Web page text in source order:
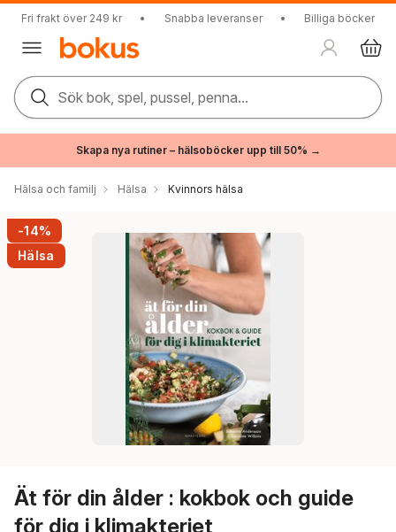
Fri frakt över 249 kr • Snabba leveranser • Billiga böcker
Sök bok, spel, pussel, penna...
Skapa nya rutiner – hälsoböcker upp till 50% →
Hälsa och familj Hälsa Kvinnors hälsa
-14%
Hälsa
Ät för din ålder : kokbok och guide
för dig i klimakteriet